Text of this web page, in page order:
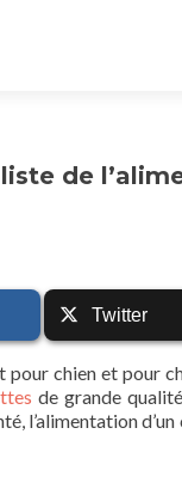
de
Twitter
pour chien et
de grande
l’alimentation